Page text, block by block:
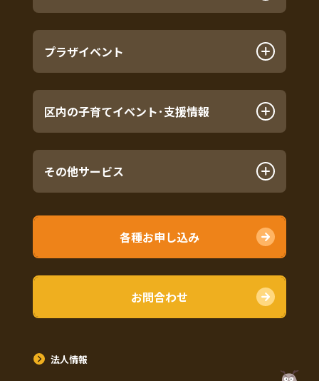
プラザイベント
区内の子育てイベント･支援情報
その他サービス
各種お申し込み
お問合わせ
法人情報